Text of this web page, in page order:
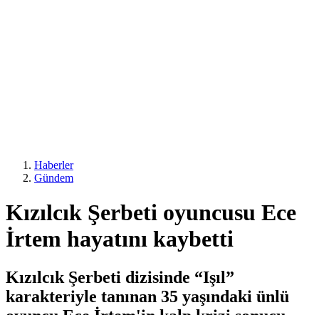
Haberler
Gündem
Kızılcık Şerbeti oyuncusu Ece
İrtem hayatını kaybetti
Kızılcık Şerbeti dizisinde “Işıl”
karakteriyle tanınan 35 yaşındaki ünlü